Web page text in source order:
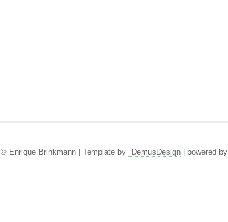
© Enrique Brinkmann | Template by DemusDesign| powered by